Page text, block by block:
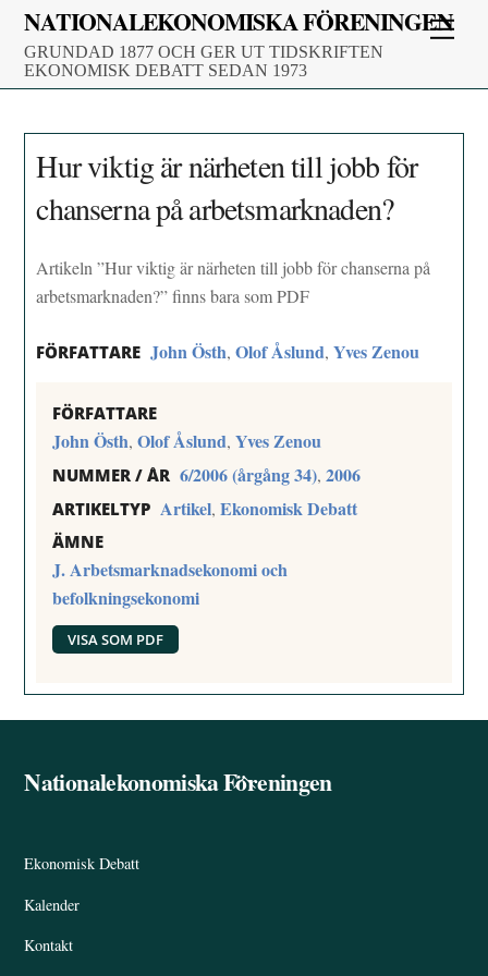
Skip
content
NATIONALEKONOMISKA FÖRENINGEN
GRUNDAD 1877 OCH GER UT TIDSKRIFTEN
EKONOMISK DEBATT SEDAN 1973
Hur viktig är närheten till jobb för
chanserna på arbetsmarknaden?
Artikeln ”Hur viktig är närheten till jobb för chanserna på
arbetsmarknaden?” finns bara som PDF
FÖRFATTARE John Östh,Olof Åslund,Yves Zenou
FÖRFATTARE
John Östh,Olof Åslund,Yves Zenou
NUMMER / ÅR 6/2006 (årgång 34),2006
ARTIKELTYP Artikel,Ekonomisk Debatt
ÄMNE
J. Arbetsmarknadsekonomi och
befolkningsekonomi
VISA SOM PDF
Back
Nationalekonomiska Föreningen
Ekonomisk Debatt
Kalender
Kontakt